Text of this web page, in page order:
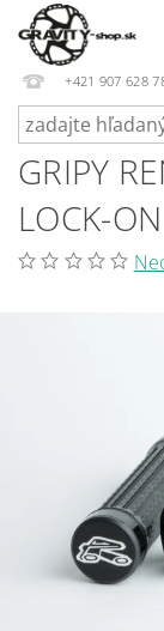
+421 907 628
GRIPY
LOCK-